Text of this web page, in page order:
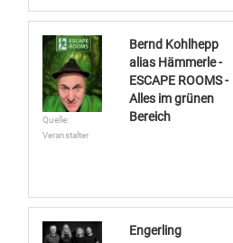
Quelle:
Veranstalter
Bernd Kohlhepp
alias Hämmerle -
ESCAPE ROOMS -
Alles im grünen
Bereich
Engerling